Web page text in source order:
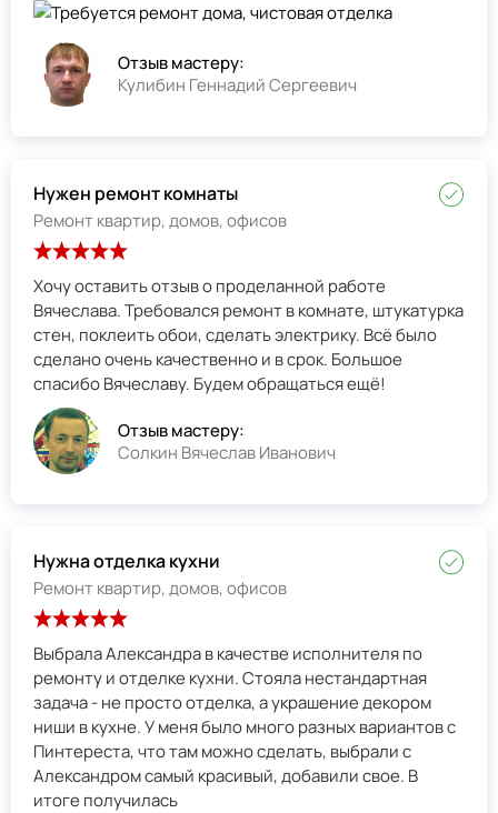
Отзыв мастеру:
Кулибин Геннадий Сергеевич
Нужен ремонт комнаты
Ремонт квартир, домов, офисов
Хочу оставить отзыв о проделанной работе
Вячеслава. Требовался ремонт в комнате, штукатурка
стен, поклеить обои, сделать электрику. Всё было
сделано очень качественно и в срок. Большое
спасибо Вячеславу. Будем обращаться ещё!
Отзыв мастеру:
Солкин Вячеслав Иванович
Нужна отделка кухни
Ремонт квартир, домов, офисов
Выбрала Александра в качестве исполнителя по
ремонту и отделке кухни. Стояла нестандартная
задача - не просто отделка, а украшение декором
ниши в кухне. У меня было много разных вариантов с
Пинтереста, что там можно сделать, выбрали с
Александром самый красивый, добавили свое. В
итоге получилась